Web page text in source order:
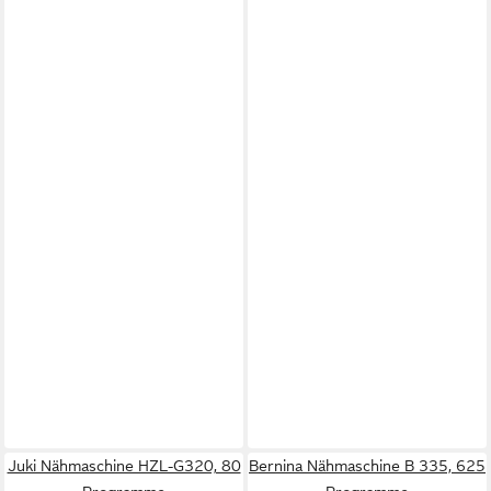
Juki Nähmaschine HZL-G320, 80 Bernina Nähmaschine B 335, 625